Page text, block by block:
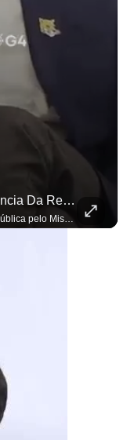
Renan Santos, Candidato À Presidência Da República Pelo Missão, Defende Aplicar Reformas Fiscais